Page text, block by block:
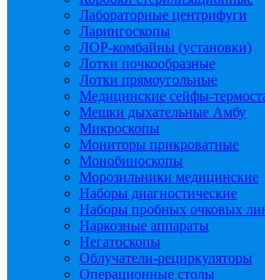
Лабораторные центрифуги
Ларингоскопы
ЛОР-комбайны (установки)
Лотки почкообразные
Лотки прямоугольные
Медицинские сейфы-
Мешки дыхательные Амбу
Микроскопы
Мониторы прикроватные
Монобиноскопы
Морозильники медицинские
Наборы диагностические
Наборы пробных очковых
Наркозные аппараты
Негатоскопы
Облучатели-рециркуляторы
Операционные столы